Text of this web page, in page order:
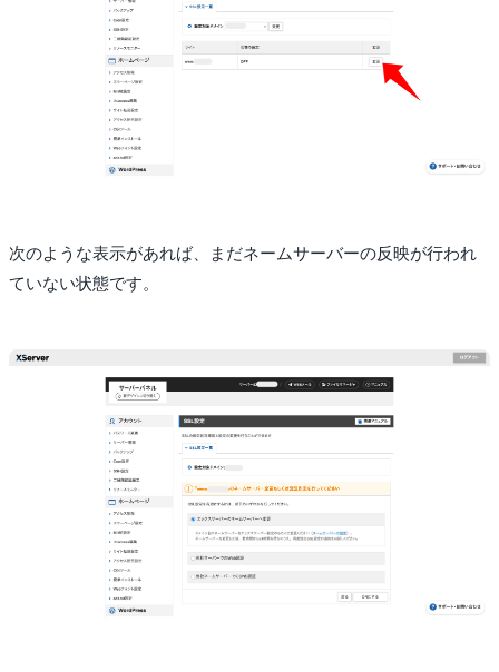
次のような表示があれば、まだネームサーバーの反映が行われ
ていない状態です。